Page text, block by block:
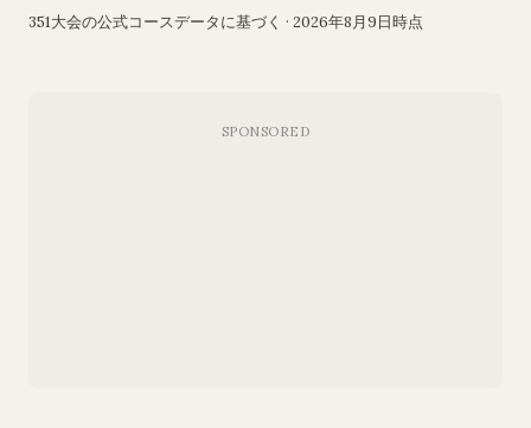
351大会の公式コースデータに基づく · 2026年8月9日時点